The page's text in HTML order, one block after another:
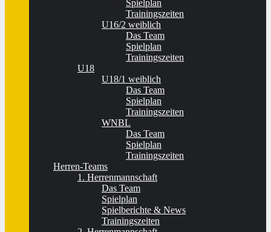
Spielplan
Trainingszeiten
U16/2 weiblich
Das Team
Spielplan
Trainingszeiten
U18
U18/1 weiblich
Das Team
Spielplan
Trainingszeiten
WNBL
Das Team
Spielplan
Trainingszeiten
Herren-Teams
1. Herrenmannschaft
Das Team
Spielplan
Spielberichte & News
Trainingszeiten